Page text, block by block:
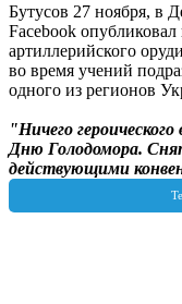
Бутусов 27 ноября, в
Facebook
артиллерийского
во время учений
одного из регионов
"Ничего
Дню Голодомора.
действующими